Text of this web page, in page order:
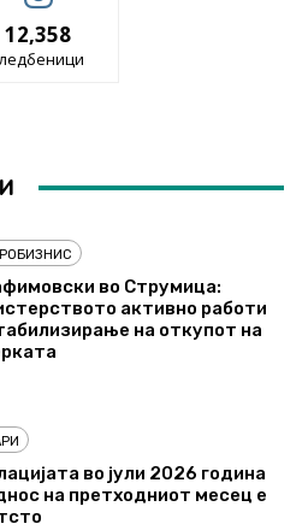
12,358
во Струмица:
активно работи
на откупот на
во јули 2026 година
на претходниот месец е